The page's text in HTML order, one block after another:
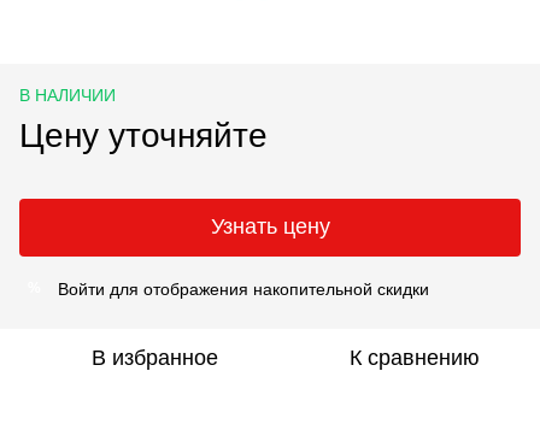
В НАЛИЧИИ
Цену уточняйте
Узнать цену
Войти для отображения накопительной скидки
В избранное К сравнению